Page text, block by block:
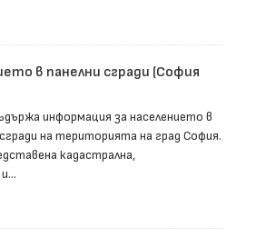
в панелни сгради (София
информация за населението в
на територията на град София.
кадастрална,